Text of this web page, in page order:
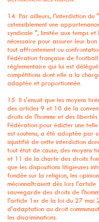
14. Par ailleurs, l'interdiction du
ostensiblement une
syndicale ", limitée aux temps
nécessaire pour assurer leur
tout affrontement ou
Fédération française de
réglementaire qui lui est
compétitions dont elle a la
adaptée et proportionnée.
15. Il s'ensuit que les moyens
des articles 9 et 10 de la
droits de l'homme et des
Fédération pour édicter une
est soutenu, a été adoptée par
injustifié de cette interdiction
tout état de cause, des moyens
et 11 de la charte des droits
que les dispositions litigieuses
fondée sur la religion, les
méconnaîtraient dès lors
sauvegarde des droits de
l'article 1er de la loi du 27 mai
d'adaptation au droit
les discriminations.